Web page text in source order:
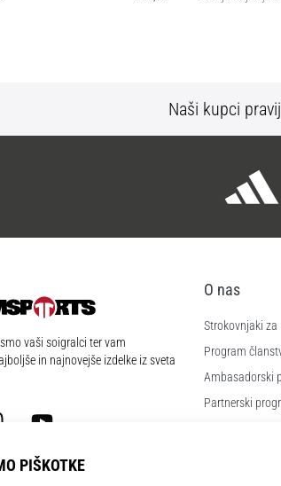
Naši kupci
vaši soigralci ter vam
in najnovejše izdelke iz sveta
YouTube
O nas
Strokovnjaki
Program
Ambasadorski
Partnerski